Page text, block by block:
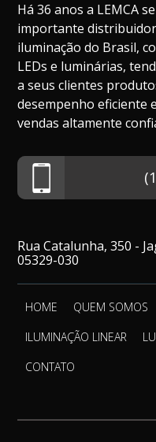
Há 36 anos a LEMCA
importante
iluminação do Brasil,
LEDs e luminárias,
a seus clientes
desempenho eficiente
vendas altamente
Rua Catalunha, 350 -
05329-030
HOME QUEM SOMOS
ILUMINAÇÃO LINEAR
CONTATO